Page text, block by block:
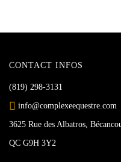
CONTACT INFOS
(819) 298-3131
info@complexeequestre.com
3625 Rue des Albatros,
QC G9H 3Y2